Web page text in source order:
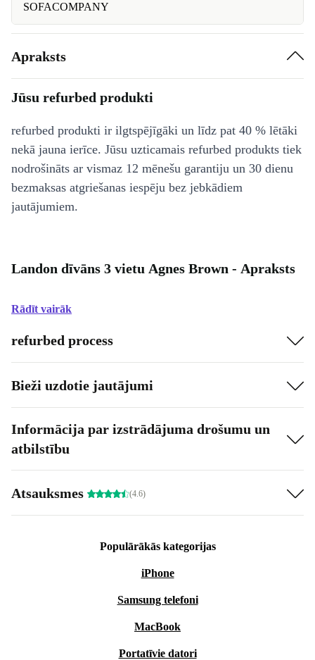
SOFACOMPANY
Apraksts
Jūsu refurbed produkti
refurbed produkti ir ilgtspējīgāki un līdz pat 40 % lētāki
nekā jauna ierīce. Jūsu uzticamais refurbed produkts tiek
nodrošināts ar vismaz 12 mēnešu garantiju un 30 dienu
bezmaksas atgriešanas iespēju bez jebkādiem
jautājumiem.
Landon dīvāns 3 vietu Agnes Brown - Apraksts
Rādīt vairāk
refurbed process
Bieži uzdotie jautājumi
Informācija par izstrādājuma drošumu un
atbilstību
Atsauksmes (4.6)
Populārākās kategorijas
iPhone
Samsung telefoni
MacBook
Portatīvie datori